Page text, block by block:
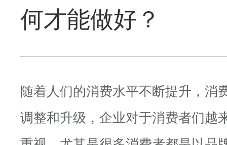
何才能做好？
随着人们的消费水平不断提升，消
调整和升级，企业对于消费者们越